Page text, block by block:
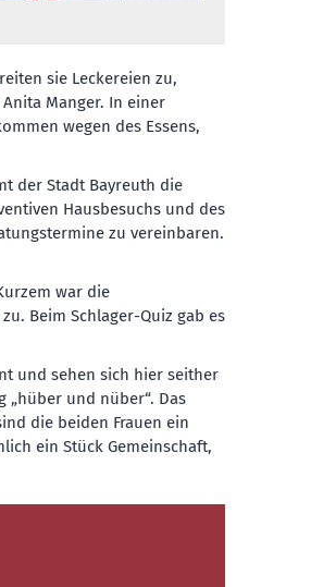
sie Leckereien zu,
Manger. In einer
wegen des Essens,
der Stadt Bayreuth die
Hausbesuchs und des
zu vereinbaren.
war die
Beim Schlager-Quiz gab es
und sehen sich hier seither
„hüber und nüber“. Das
die beiden Frauen ein
ein Stück Gemeinschaft,